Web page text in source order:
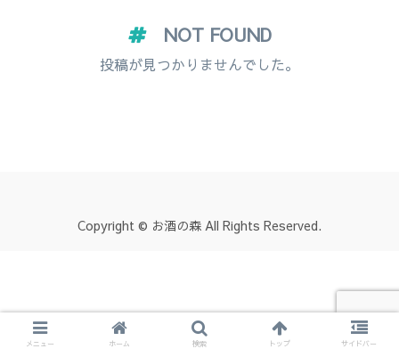
NOT FOUND
投稿が見つかりませんでした。
Copyright © お酒の森 All Rights Reserved.
メニュー ホーム 検索 トップ サイドバー